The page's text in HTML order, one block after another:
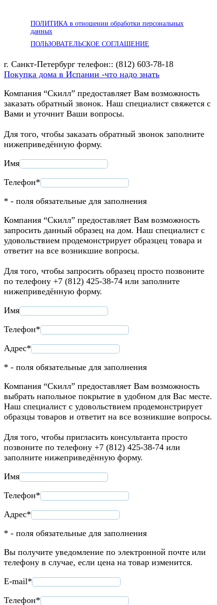
ПОЛИТИКА в отношении обработки персональных
данных
ПОЛЬЗОВАТЕЛЬСКОЕ СОГЛАШЕНИЕ
г. Санкт-Петербург телефон:: (812) 603-78-18
Покупка дома в Испании -что надо знать
Компания “Скилл” предоставляет Вам возможность
заказать обратный звонок. Наш специалист свяжется с
Вами и уточнит Ваши вопросы.
Для того, чтобы заказать обратный звонок заполните
нижеприведённую форму.
Имя
Телефон*
* - поля обязательные для заполнения
Компания “Скилл” предоставляет Вам возможность
запросить данный образец на дом. Наш специалист с
удовольствием продемонстрирует образцец товара и
ответит на все возникшие вопросы.
Для того, чтобы запросить образец просто позвоните
по телефону +7 (812) 425-38-74 или заполните
нижеприведённую форму.
Имя
Телефон*
Адрес*
* - поля обязательные для заполнения
Компания “Скилл” предоставляет Вам возможность
выбрать напольное покрытие в удобном для Вас месте.
Наш специалист с удовольствием продемонстрирует
образцы товаров и ответит на все возникшие вопросы.
Для того, чтобы пригласить консультанта просто
позвоните по телефону +7 (812) 425-38-74 или
заполните нижеприведённую форму.
Имя
Телефон*
Адрес*
* - поля обязательные для заполнения
Вы получите уведомление по электронной почте или
телефону в случае, если цена на товар изменится.
E-mail*
Телефон*